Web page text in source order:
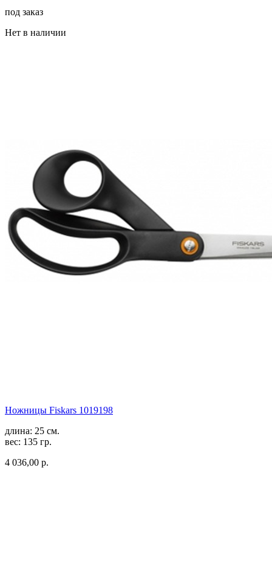
под заказ
Нет в наличии
Ножницы Fiskars 1019198
длина: 25 см.
вес: 135 гр.
4 036,00 р.